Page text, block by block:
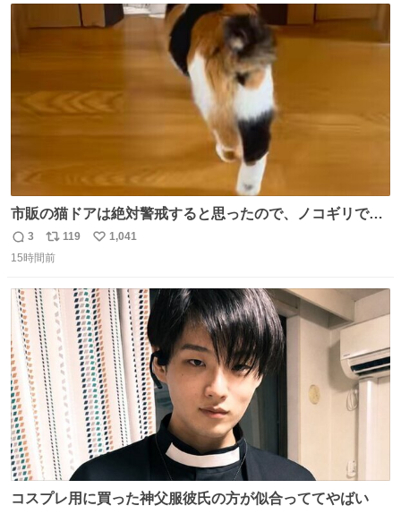
数
市販の猫ドアは絶対警戒すると思ったので、ノコギリで無
理やりドアを切り取って作った、にゃんころ専用の猫のれ
ん
返
信
3
リ
ポ
ト
数
119
い
数
1,041
15時間前
コスプレ用に買った神父服彼氏の方が似合っててやばい